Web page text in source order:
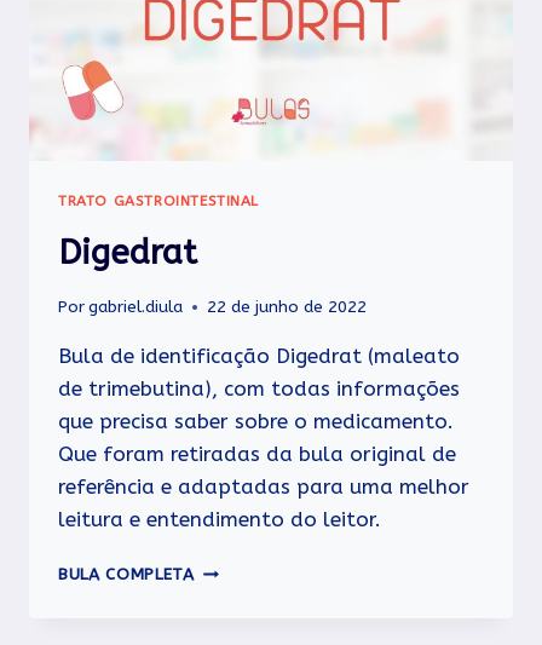
TRATO GASTROINTESTINAL
Digedrat
Porgabriel.diula 22 de junho de 2022
Bula de identificação Digedrat (maleato
de trimebutina), com todas informações
que precisa saber sobre o medicamento.
Que foram retiradas da bula original de
referência e adaptadas para uma melhor
leitura e entendimento do leitor.
BULA COMPLETA DIGEDRAT